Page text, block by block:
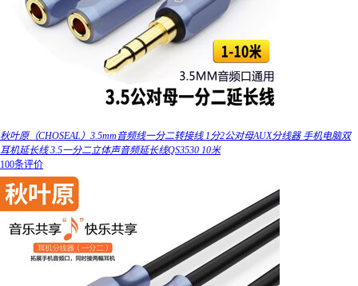
秋叶原（CHOSEAL）3.5mm音频线一分二转接线 1分2公对母AUX分线器 手机电脑双
耳机延长线 3.5一分二立体声音频延长线QS3530 10米
100条评价